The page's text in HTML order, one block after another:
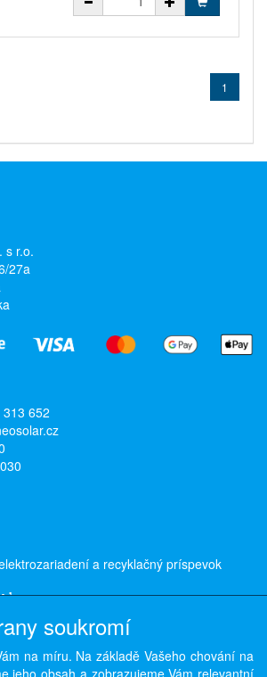
1
s r.o.
27a
652
a recyklačný príspevok
údajov
soukromí
na míru. Na základě Vašeho chování na
jeho obsah a zobrazujeme Vám relevantní